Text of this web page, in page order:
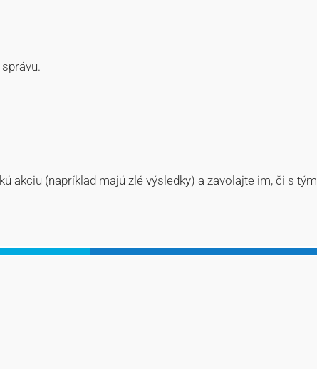
akciu (napríklad majú zlé výsledky) a zavolajte im, či s tým